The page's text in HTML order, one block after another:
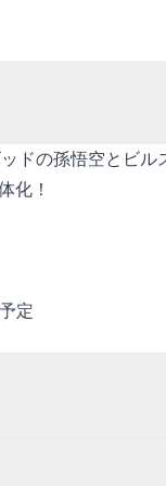
ドの孫悟空とビル
化！
定